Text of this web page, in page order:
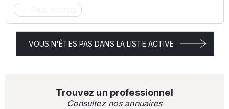
VOUS N'ÊTES PAS DANS LA LISTE ACTIVE
Trouvez un professionnel
Consultez nos annuaires